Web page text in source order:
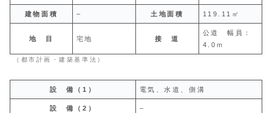
建物面積 – 土地面積 119.11㎡
地 目 宅地 接 道
公道 幅員：
4.0ｍ
（都市計画・建築基準法）
設 備（1） 電気、水道、側溝
設 備（2） –